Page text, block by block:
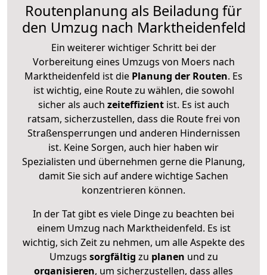
Routenplanung als Beiladung für
den Umzug nach Marktheidenfeld
Ein weiterer wichtiger Schritt bei der
Vorbereitung eines Umzugs von Moers nach
Marktheidenfeld ist die Planung der Routen. Es
ist wichtig, eine Route zu wählen, die sowohl
sicher als auch zeiteffizientist. Es ist auch
ratsam, sicherzustellen, dass die Route frei von
Straßensperrungen und anderen Hindernissen
ist. Keine Sorgen, auch hier haben wir
Spezialisten und übernehmen gerne die Planung,
damit Sie sich auf andere wichtige Sachen
konzentrieren können.
In der Tat gibt es viele Dinge zu beachten bei
einem Umzug nach Marktheidenfeld. Es ist
wichtig, sich Zeit zu nehmen, um alle Aspekte des
Umzugs sorgfältig zu planen und zu
organisieren, um sicherzustellen, dass alles